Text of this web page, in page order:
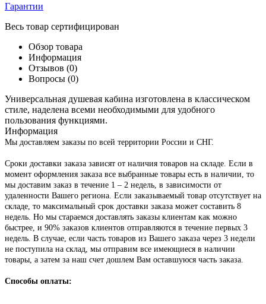
Гарантии
Весь товар сертифицирован
Обзор товара
Информация
Отзывов (0)
Вопросы (0)
Универсальная душевая кабина изготовлена в классическом
стиле, наделена всеми необходимыми для удобного
пользования функциями.
Информация
Мы доставляем заказы по всей территории России и СНГ.
Сроки доставки заказа зависят от наличия товаров на складе. Если в
момент оформления заказа все выбранные товары есть в наличии, то
мы доставим заказ в течение 1 – 2 недель, в зависимости от
удаленности Вашего региона. Если заказываемый товар отсутствует на
складе, то максимальный срок доставки заказа может составить 8
недель. Но мы стараемся доставлять заказы клиентам как можно
быстрее, и 90% заказов клиентов отправляются в течение первых 3
недель. В случае, если часть товаров из Вашего заказа через 3 недели
не поступила на склад, мы отправим все имеющиеся в наличии
товары, а затем за наш счет дошлем Вам оставшуюся часть заказа.
Способы оплаты: